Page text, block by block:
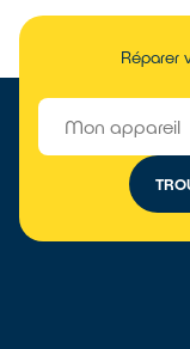
Réparer